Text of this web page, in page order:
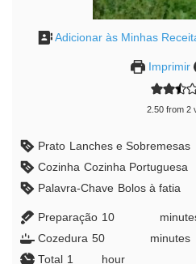
Adicionar às Minhas
Imprimir
2.50from 2
Prato Lanches e Sobremesas
Cozinha Cozinha Portuguesa
Palavra-Chave Bolos à fatia
Preparação 10minutes
Cozedura 50minutes
minutes
Total 1hour hour